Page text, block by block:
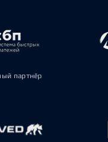
партнёр